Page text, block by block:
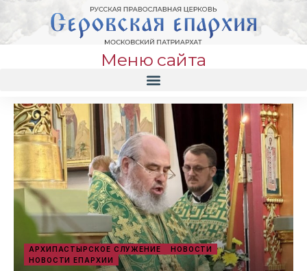
Меню сайта
АРХИПАСТЫРСКОЕ СЛУЖЕНИЕ
НОВОСТИ
НОВОСТИ ЕПАРХИИ